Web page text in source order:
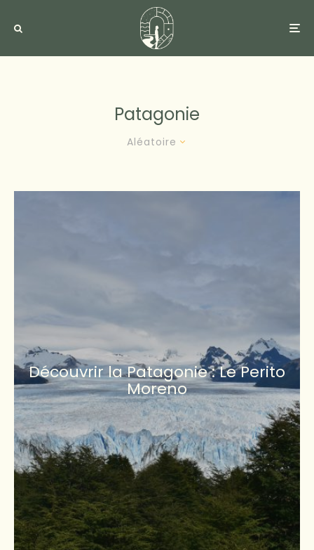
Patagonie
Aléatoire
Découvrir la Patagonie : Le Perito
Moreno